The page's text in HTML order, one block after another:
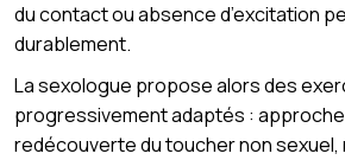
du contact ou absence d’excitation
durablement.
La sexologue propose alors des
progressivement adaptés :
redécouverte du toucher non sexuel,